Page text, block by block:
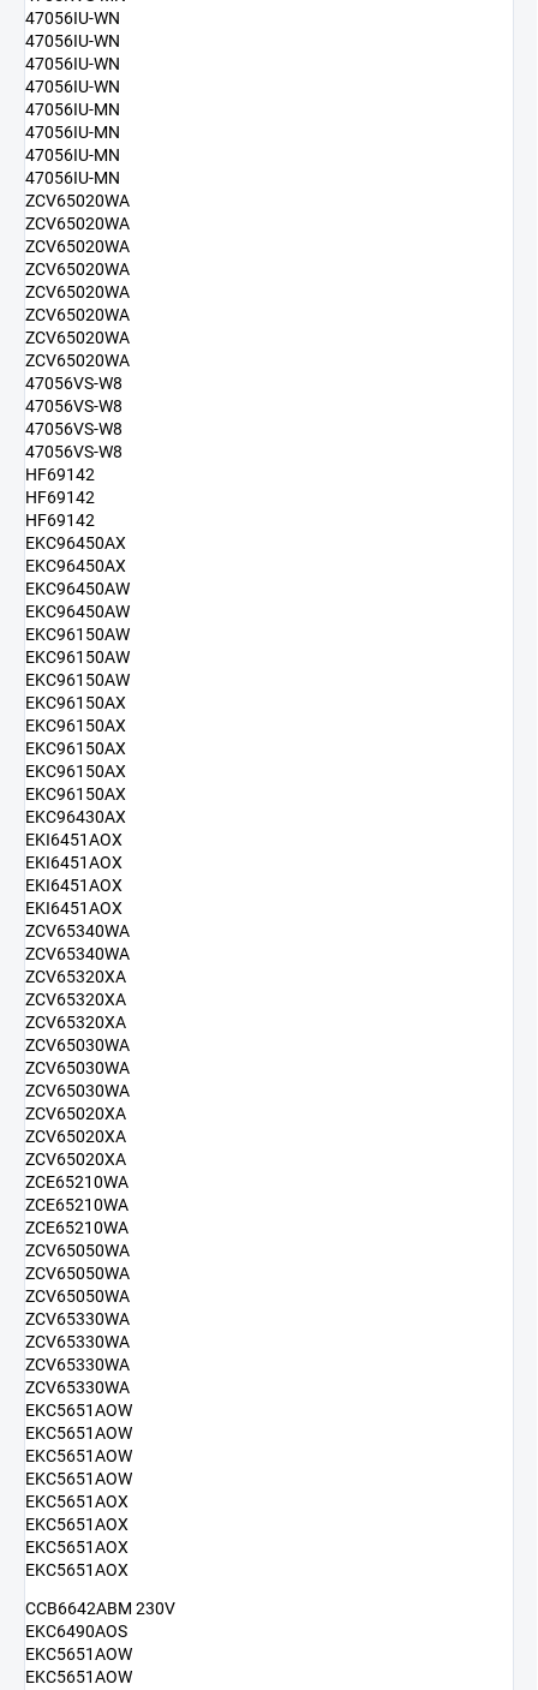
47056IU-WN
47056IU-WN
47056IU-WN
47056IU-WN
47056IU-MN
47056IU-MN
47056IU-MN
47056IU-MN
ZCV65020WA
ZCV65020WA
ZCV65020WA
ZCV65020WA
ZCV65020WA
ZCV65020WA
ZCV65020WA
ZCV65020WA
47056VS-W8
47056VS-W8
47056VS-W8
47056VS-W8
HF69142
HF69142
HF69142
EKC96450AX
EKC96450AX
EKC96450AW
EKC96450AW
EKC96150AW
EKC96150AW
EKC96150AW
EKC96150AX
EKC96150AX
EKC96150AX
EKC96150AX
EKC96150AX
EKC96430AX
EKI6451AOX
EKI6451AOX
EKI6451AOX
EKI6451AOX
ZCV65340WA
ZCV65340WA
ZCV65320XA
ZCV65320XA
ZCV65320XA
ZCV65030WA
ZCV65030WA
ZCV65030WA
ZCV65020XA
ZCV65020XA
ZCV65020XA
ZCE65210WA
ZCE65210WA
ZCE65210WA
ZCV65050WA
ZCV65050WA
ZCV65050WA
ZCV65330WA
ZCV65330WA
ZCV65330WA
ZCV65330WA
EKC5651AOW
EKC5651AOW
EKC5651AOW
EKC5651AOW
EKC5651AOX
EKC5651AOX
EKC5651AOX
EKC5651AOX
CCB6642ABM 230V
EKC6490AOS
EKC5651AOW
EKC5651AOW